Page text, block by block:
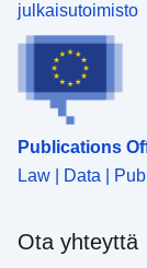
julkaisutoimisto
Publications
Law | Data |
Ota yhteyttä